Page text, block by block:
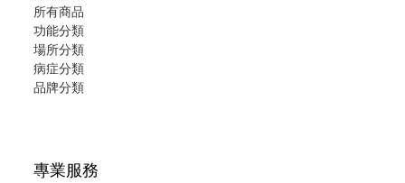
所有商品
功能分類
場所分類
病症分類
品牌分類
專業服務